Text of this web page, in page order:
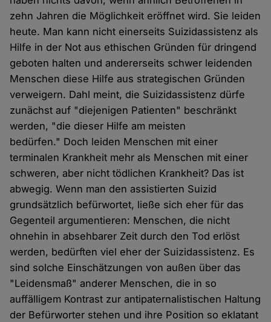
zehn Jahren die Möglichkeit eröffnet wird. Sie leiden
heute. Man kann nicht einerseits Suizidassistenz als
Hilfe in der Not aus ethischen Gründen für dringend
geboten halten und andererseits schwer leidenden
Menschen diese Hilfe aus strategischen Gründen
verweigern. Dahl meint, die Suizidassistenz dürfe
zunächst auf "diejenigen Patienten" beschränkt
werden, "die dieser Hilfe am meisten
bedürfen." Doch leiden Menschen mit einer
terminalen Krankheit mehr als Menschen mit einer
schweren, aber nicht tödlichen Krankheit? Das ist
abwegig. Wenn man den assistierten Suizid
grundsätzlich befürwortet, ließe sich eher für das
Gegenteil argumentieren: Menschen, die nicht
ohnehin in absehbarer Zeit durch den Tod erlöst
werden, bedürften viel eher der Suizidassistenz. Es
sind solche Einschätzungen von außen über das
"Leidensmaß" anderer Menschen, die in so
auffälligem Kontrast zur antipaternalistischen Haltung
der Befürworter stehen und ihre Position so eklatant